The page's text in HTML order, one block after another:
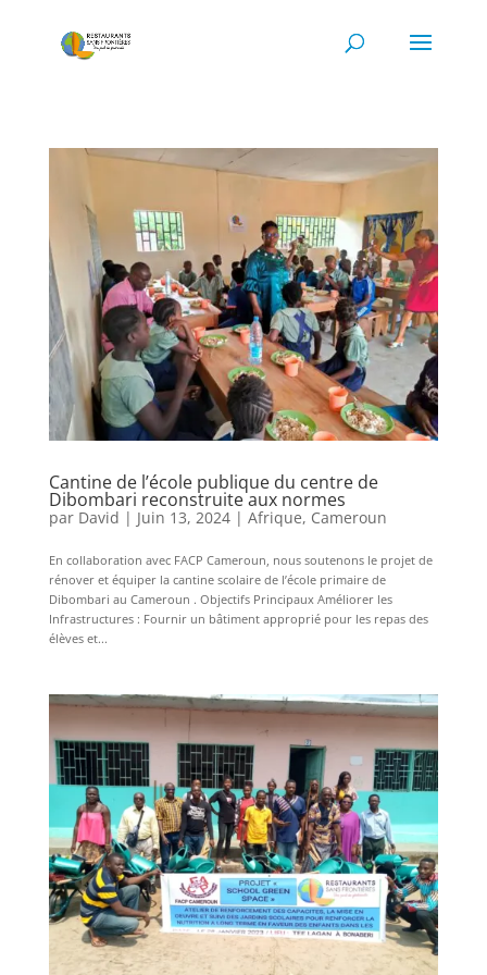
Cantine de l’école publique du centre de
Dibombari reconstruite aux normes
par David | Juin 13, 2024| Afrique, Cameroun
En collaboration avec FACP Cameroun, nous soutenons le projet de
rénover et équiper la cantine scolaire de l’école primaire de
Dibombari au Cameroun . Objectifs Principaux Améliorer les
Infrastructures : Fournir un bâtiment approprié pour les repas des
élèves et...